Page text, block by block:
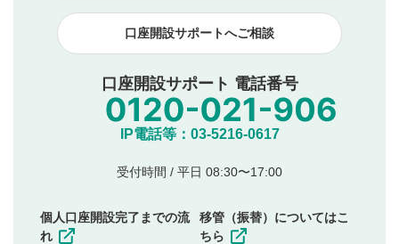
見合わせる場合がございます。
本動画コンテンツとは無関係の内容の投稿
他者への誹謗中傷や差別的表現投稿
公序良俗に反する内容の投稿
氏名、住所、電話番号など個人を特定できる情報の
他のサイトへの誘導や営利目的、広告・宣伝を目
他者の権利（商標、著作権、その他の知的財産
その他当社が不適切と判断した投稿
口座開設サポートへご相談
口座開設サポート 電話番号
IP電話等：03-5216-0617
受付時間 / 平日 08:30〜17:00
個人口座開設完了までの流
れ
移管（振替）についてはこ
ちら